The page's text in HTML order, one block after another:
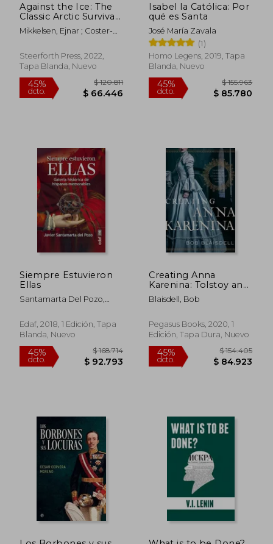
45%
dcto. $ 68.386
45%
dcto.
Against the Ice: The
Classic Arctic Survival
Story (en Inglés)
Mikkelsen, Ejnar ; Coster-
Maurice
Steerforth Press, 2022,
Tapa Blanda, Nuevo
45% $ 120.811
Isabel la Católica: Por
qué es Santa
José María Zavala
(1)
Homo Legens, 2019, Tapa
Blanda, Nuevo
45%
Siempre Estuvieron
Ellas
Santamarta Del Pozo,
Edaf, 2018, 1 Edición, Tapa
Blanda, Nuevo
Creating Anna
Karenina: Tolstoy and
the Birth of
Literature's Most
(en Inglés)
Blaisdell, Bob
Pegasus Books, 2020, 1
Edición, Tapa Dura, Nuevo